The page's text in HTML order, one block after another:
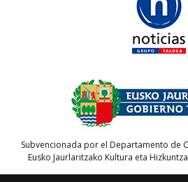
Subvencionada por el Departamento de
Eusko Jaurlaritzako Kultura eta